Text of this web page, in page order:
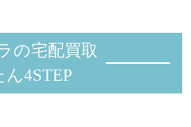
の宅配買取
4STEP